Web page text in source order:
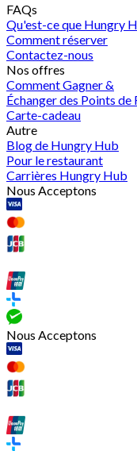
FAQs
Qu'est-ce que Hungry
Comment réserver
Contactez-nous
Nos offres
Comment Gagner &
Échanger des Points de
Carte-cadeau
Autre
Blog de Hungry Hub
Pour le restaurant
Carrières Hungry Hub
Nous Acceptons
Nous Acceptons